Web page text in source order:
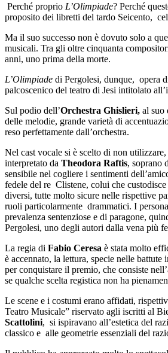
Perché proprio L’Olimpiade? Perché
proposito dei libretti del tardo Seicento,
Ma il suo successo non è dovuto solo a
musicali. Tra gli oltre cinquanta
anni, uno prima della morte.
L’Olimpiade di Pergolesi, dunque, opera
palcoscenico del teatro di Jesi intitolato
Sul podio dell’Orchestra Ghislieri, al suo
delle melodie, grande varietà di
reso perfettamente dall’orchestra.
Nel cast vocale si è scelto di non
interpretato da Theodora Raftis, soprano
sensibile nel cogliere i sentimenti
fedele del re Clistene, colui che
diversi, tutte molto sicure nelle rispettive
ruoli particolarmente drammatici. I
prevalenza sentenziose e di paragone,
Pergolesi, uno degli autori dalla vena più
La regia di Fabio Ceresa è stata molto
è accennato, la lettura, specie nelle
per conquistare il premio, che consiste
se qualche scelta registica non ha
Le scene e i costumi erano affidati,
Teatro Musicale” riservato agli iscritti al
Scattolini, si ispiravano all’estetica del
classico e alle geometrie essenziali del